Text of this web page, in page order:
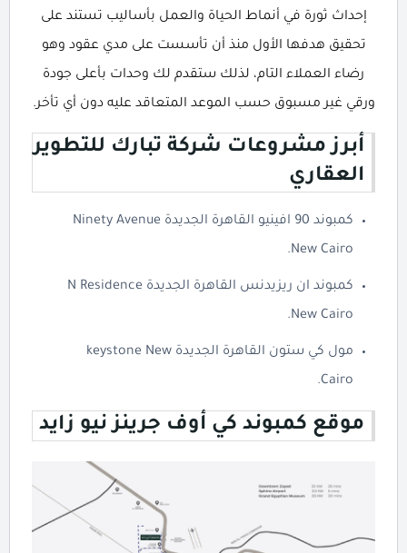
إحداث ثورة في أنماط الحياة والعمل بأساليب تستند على
تحقيق هدفها الأول منذ أن تأسست على مدي عقود وهو
رضاء العملاء التام، لذلك ستقدم لك وحدات بأعلى جودة
ورقي غير مسبوق حسب الموعد المتعاقد عليه دون أي تأخر.
أبرز مشروعات شركة تبارك للتطوير
العقاري
كمبوند 90 افينيو القاهرة الجديدة Ninety Avenue
New Cairo.
كمبوند ان ريزيدنس القاهرة الجديدة N Residence
New Cairo.
مول كي ستون القاهرة الجديدة keystone New
Cairo.
موقع كمبوند كي أوف جرينز نيو زايد